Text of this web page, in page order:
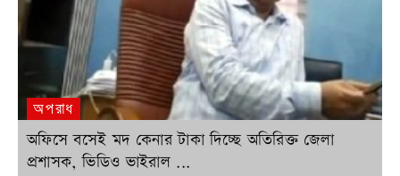
অপরাধ
অফিসে বসেই মদ কেনার টাকা দিচ্ছে অতিরিক্ত জেলা
প্রশাসক, ভিডিও ভাইরাল ...